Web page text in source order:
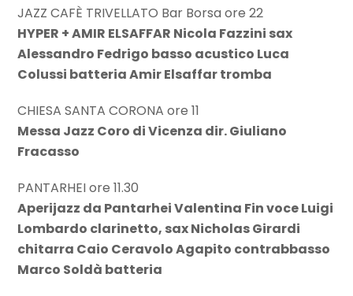
JAZZ CAFÈ TRIVELLATO Bar Borsa ore 22
HYPER + AMIR ELSAFFAR Nicola Fazzini sax
Alessandro Fedrigo basso acustico Luca
Colussi batteria Amir Elsaffar tromba
CHIESA SANTA CORONA ore 11
Messa Jazz Coro di Vicenza dir. Giuliano
Fracasso
PANTARHEI ore 11.30
Aperijazz da Pantarhei Valentina Fin voce Luigi
Lombardo clarinetto, sax Nicholas Girardi
chitarra Caio Ceravolo Agapito contrabbasso
Marco Soldà batteria